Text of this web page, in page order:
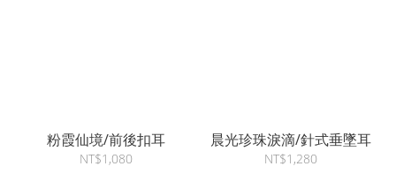
粉霞仙境/前後扣耳
NT$1,080
晨光珍珠淚滴/針式垂墜耳
NT$1,280